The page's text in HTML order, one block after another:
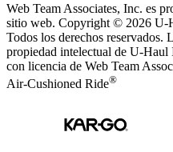
Web Team Associates, Inc. es
sitio web. Copyright © 2026 U-
Todos los derechos reservados.
propiedad intelectual de U-Haul
con licencia de Web Team
Air-Cushioned Ride®